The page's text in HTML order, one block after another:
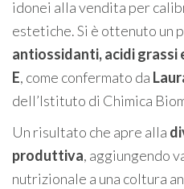
idonei alla vendita per
estetiche. Si è ottenuto un
antiossidanti, acidi grassi
E, come confermato da
dell’Istituto di Chimica
Un risultato che apre alla
produttiva, aggiungendo
nutrizionale a una coltura